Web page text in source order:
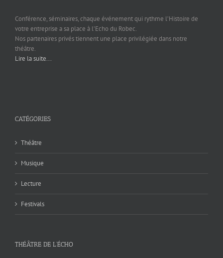
Conférence, séminaires, chaque événement qui rythme l’Histoire de
votre entreprise a sa place à l’Echo du Robec.
Nos partenaires privés tiennent une place privilégiée dans notre
théâtre.
Lire la suite...
CATÉGORIES
Théâtre
Musique
Lecture
Festivals
THÉÂTRE DE L’ÉCHO